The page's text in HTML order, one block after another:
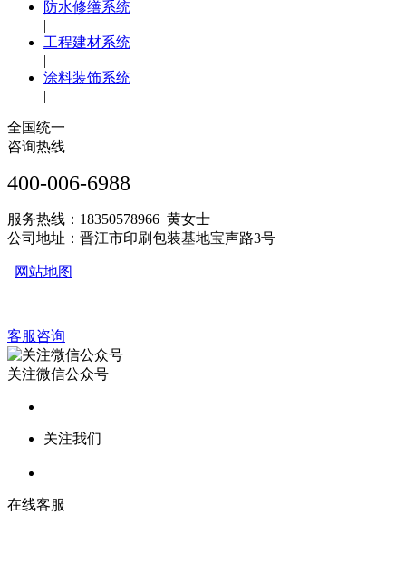
防水修缮系统
|
工程建材系统
|
涂料装饰系统
|
全国统一
咨询热线
400-006-6988
服务热线：18350578966 黄女士
公司地址：晋江市印刷包装基地宝声路3号
网站地图
客服咨询
关注微信公众号
关注我们
在线客服